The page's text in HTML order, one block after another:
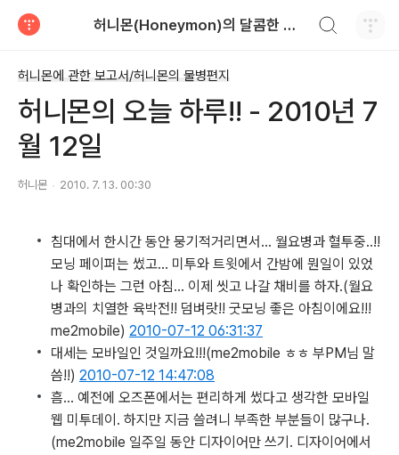
허니몬(Honeymon)의 달콤한 비행
허니몬에 관한 보고서/허니몬의 물병편지
허니몬의 오늘 하루!! - 2010년 7
월 12일
허니몬 2010. 7. 13. 00:30
침대에서 한시간 동안 뭉기적거리면서… 월요병과 혈투중..!!
모닝 페이퍼는 썼고… 미투와 트윗에서 간밤에 뭔일이 있었
나 확인하는 그런 아침… 이제 씻고 나갈 채비를 하자.(월요
병과의 치열한 육박전!! 덤벼랏!! 굿모닝 좋은 아침이에요!!!
me2mobile) 2010-07-12 06:31:37
대세는 모바일인 것일까요!!!(me2mobile ㅎㅎ 부PM님 말
씀!!) 2010-07-12 14:47:08
흠… 예전에 오즈폰에서는 편리하게 썼다고 생각한 모바일
웹 미투데이. 하지만 지금 쓸려니 부족한 부분들이 많구나.
(me2mobile 일주일 동안 디자이어만 쓰기. 디자이어에서